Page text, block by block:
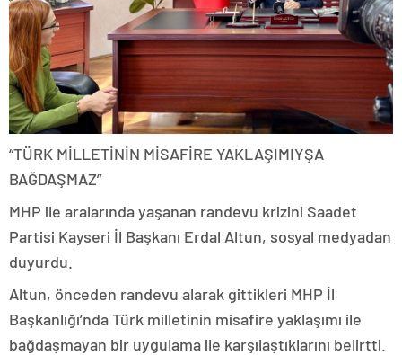
“TÜRK MİLLETİNİN MİSAFİRE YAKLAŞIMIYŞA
BAĞDAŞMAZ”
MHP ile aralarında yaşanan randevu krizini Saadet
Partisi Kayseri İl Başkanı Erdal Altun, sosyal medyadan
duyurdu.
Altun, önceden randevu alarak gittikleri MHP İl
Başkanlığı’nda Türk milletinin misafire yaklaşımı ile
bağdaşmayan bir uygulama ile karşılaştıklarını belirtti.